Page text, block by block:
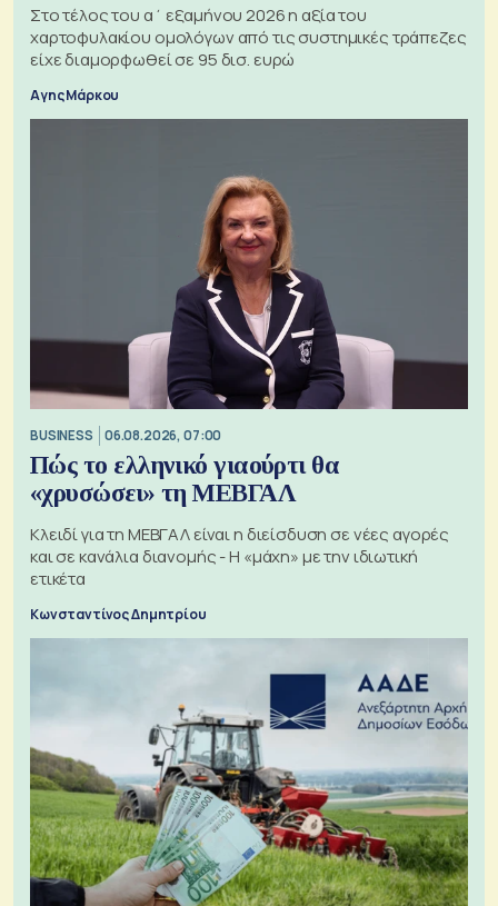
Στο τέλος του α΄ εξαμήνου 2026 η αξία του
χαρτοφυλακίου ομολόγων από τις συστημικές τράπεζες
είχε διαμορφωθεί σε 95 δισ. ευρώ
Αγης Μάρκου
BUSINESS 06.08.2026, 07:00
Πώς το ελληνικό γιαούρτι θα
«χρυσώσει» τη ΜΕΒΓΑΛ
Κλειδί για τη ΜΕΒΓΑΛ είναι η διείσδυση σε νέες αγορές
και σε κανάλια διανομής - Η «μάχη» με την ιδιωτική
ετικέτα
Κωνσταντίνος Δημητρίου